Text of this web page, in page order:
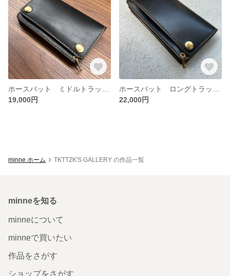
19,000円
22,000円
minne ホーム TKTTZK'S GALLERY の作品一覧
minneを知る
minneについて
minneで買いたい
作品をさがす
ショップをさがす